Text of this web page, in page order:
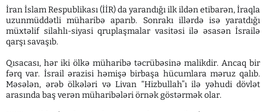
İran İslam Respublikası (İİR) da yarandığı ilk ildən etibarən, İraqla
uzunmüddətli müharibə aparıb. Sonrakı illərdə isə yaratdığı
müxtəlif silahlı-siyasi qruplaşmalar vasitəsi ilə əsasən İsrailə
qarşı savaşıb.
Qısacası, hər iki ölkə müharibə təcrübəsinə malikdir. Ancaq bir
fərq var. İsrail ərazisi həmişə birbaşa hücumlara məruz qalıb.
Məsələn, ərəb ölkələri və Livan “Hizbullah”ı ilə yəhudi dövlət
arasında baş verən müharibələri örnək göstərmək olar.